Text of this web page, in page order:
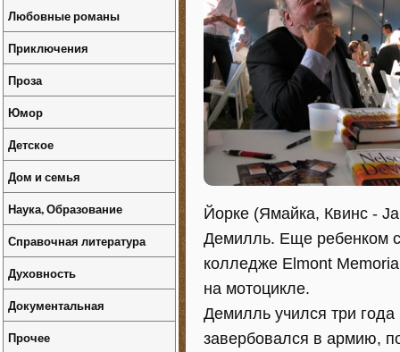
Йорке (Ямайка, Квинс -
Демилль. Еще ребенком
колледже Elmont
на мотоцикле.
Демилль учился три
завербовался в армию,
Любовные романы
Приключения
Проза
Юмор
Детское
Дом и семья
Наука, Образование
Справочная литература
Духовность
Документальная
Прочее